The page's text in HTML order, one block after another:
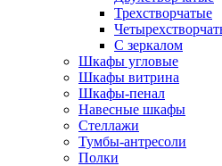
Трехстворчатые
С зеркалом
Шкафы угловые
Шкафы витрина
Шкафы-пенал
Навесные шкафы
Стеллажи
Тумбы-антресоли
Полки